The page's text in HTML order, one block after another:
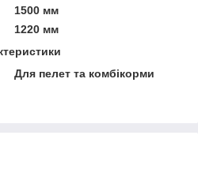
1500 мм
1220 мм
Для пелет та комбікорми